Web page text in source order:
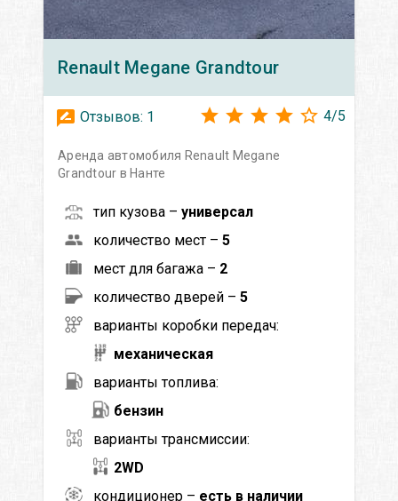
Renault Megane Grandtour
Отзывов: 1 4/5
Аренда автомобиля Renault Megane
Grandtour в Нанте
тип кузова – универсал
количество мест – 5
мест для багажа – 2
количество дверей – 5
варианты коробки передач:
механическая
варианты топлива:
бензин
варианты трансмиссии:
2WD
кондиционер – есть в наличии